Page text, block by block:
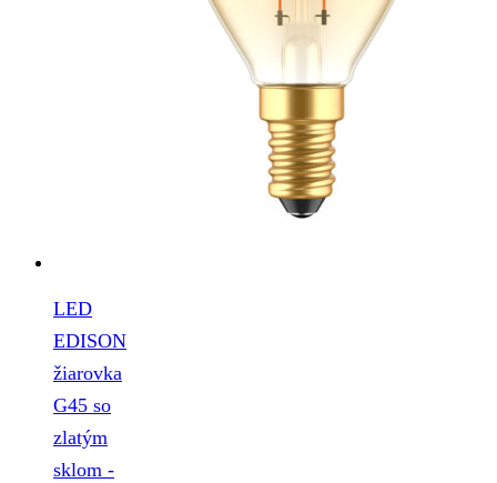
LED
EDISON
žiarovka
G45 so
zlatým
sklom -